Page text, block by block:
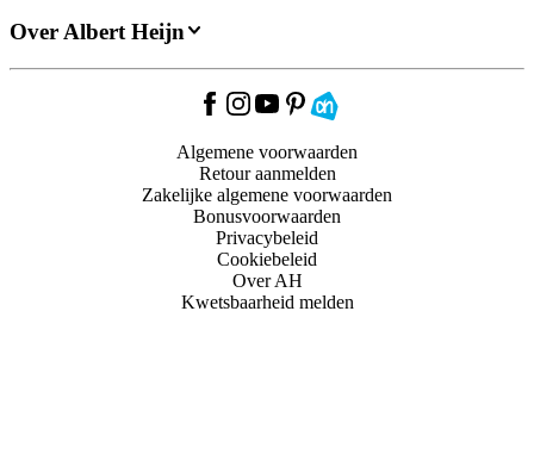
Over Albert Heijn
Algemene voorwaarden
Retour aanmelden
Zakelijke algemene voorwaarden
Bonusvoorwaarden
Privacybeleid
Cookiebeleid
Over AH
Kwetsbaarheid melden